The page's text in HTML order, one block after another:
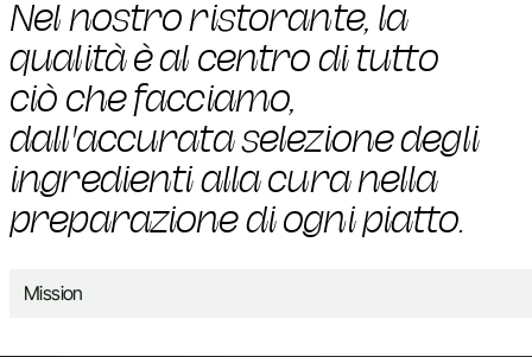
Nel nostro ristorante, la
qualità è al centro di tutto
ciò che facciamo,
dall'accurata selezione degli
ingredienti alla cura nella
preparazione di ogni piatto.
Mission